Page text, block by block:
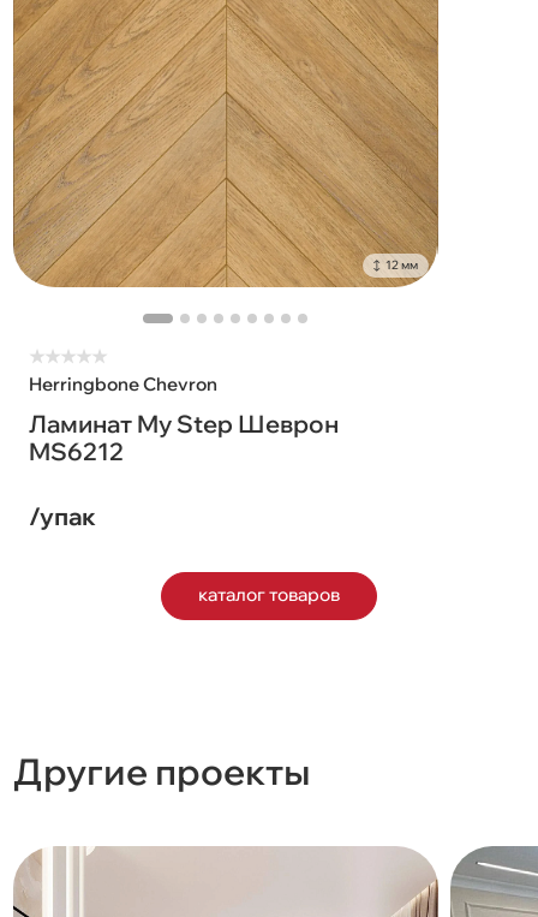
12 мм
★★★★★
Herringbone Chevron
Ламинат My Step Шеврон
MS6212
/упак
каталог товаров
Другие проекты